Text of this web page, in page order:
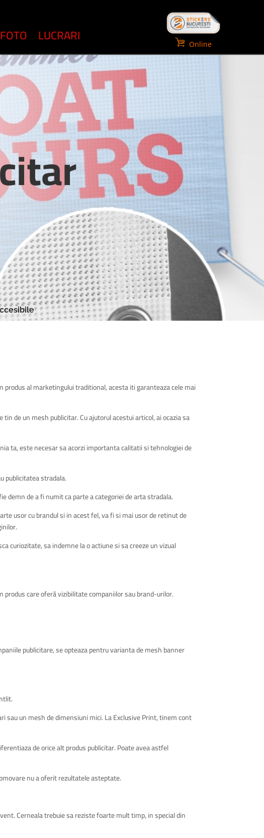
LUCRARI Online
al marketingului traditional, acesta iti garanteaza cele mai
de un mesh publicitar. Cu ajutorul acestui articol, ai ocazia sa
ta, este necesar sa acorzi importanta calitatii si tehnologiei de
publicitatea stradala.
demn de a fi numit ca parte a categoriei de arta stradala.
usor cu brandul si in acest fel, va fi si mai usor de retinut de
curiozitate, sa indemne la o actiune si sa creeze un vizual
care oferă vizibilitate companiilor sau brand-urilor.
publicitare, se opteaza pentru varianta de mesh banner
sau un mesh de dimensiuni mici. La Exclusive Print, tinem cont
de orice alt produs publicitar. Poate avea astfel
nu a oferit rezultatele asteptate.
Cerneala trebuie sa reziste foarte mult timp, in special din